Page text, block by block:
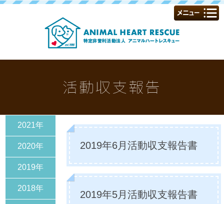
活動収支報告
2021年
2020年
2019年
2018年
2019年6月活動収支報告書
2019年5月活動収支報告書